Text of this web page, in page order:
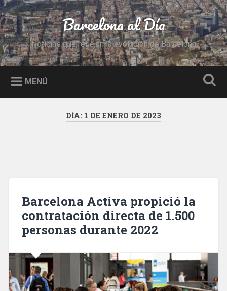
Saltar
al
contenido
Buscar Barcelona al Día
Noticias que reflejan la evolución de Barcelona
MENÚ
DÍA: 1 DE ENERO DE 2023
Barcelona Activa propició la
contratación directa de 1.500
personas durante 2022